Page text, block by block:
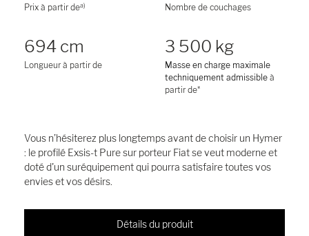
Prix à partir dea) Nombre de couchages
694 cm
Longueur à partir de
3 500 kg
Masse en charge maximale
techniquement admissible à
partir de*
Vous n’hésiterez plus longtemps avant de choisir un Hymer
: le profilé Exsis-t Pure sur porteur Fiat se veut moderne et
doté d'un suréquipement qui pourra satisfaire toutes vos
envies et vos désirs.
Détails du produit